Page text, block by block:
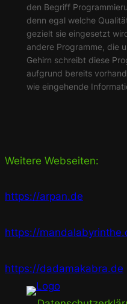
den Begriff
denn egal welche
gezielt sie eingesetzt
andere Programme, die
Gehirn schreibt diese
aufgrund bereits
wie eingehende
Weitere Webseiten:
https://arpan.de
https://
https://dadamakabra.de